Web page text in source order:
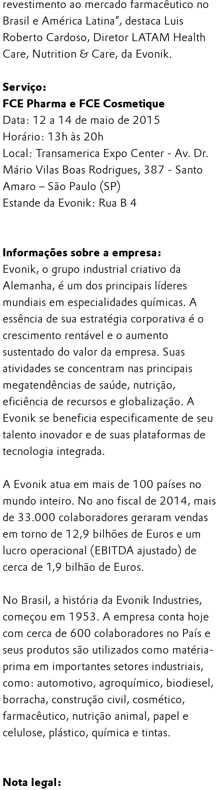
revestimento ao mercado farmacêutico no
Brasil e América Latina”, destaca Luis
Roberto Cardoso, Diretor LATAM Health
Care, Nutrition & Care, da Evonik.
Serviço:
FCE Pharma e FCE Cosmetique
Data: 12 a 14 de maio de 2015
Horário: 13h às 20h
Local: Transamerica Expo Center - Av. Dr.
Mário Vilas Boas Rodrigues, 387 - Santo
Amaro – São Paulo (SP)
Estande da Evonik: Rua B 4
Informações sobre a empresa:
Evonik, o grupo industrial criativo da
Alemanha, é um dos principais líderes
mundiais em especialidades químicas. A
essência de sua estratégia corporativa é o
crescimento rentável e o aumento
sustentado do valor da empresa. Suas
atividades se concentram nas principais
megatendências de saúde, nutrição,
eficiência de recursos e globalização. A
Evonik se beneficia especificamente de seu
talento inovador e de suas plataformas de
tecnologia integrada.
A Evonik atua em mais de 100 países no
mundo inteiro. No ano fiscal de 2014, mais
de 33.000 colaboradores geraram vendas
em torno de 12,9 bilhões de Euros e um
lucro operacional (EBITDA ajustado) de
cerca de 1,9 bilhão de Euros.
No Brasil, a história da Evonik Industries,
começou em 1953. A empresa conta hoje
com cerca de 600 colaboradores no País e
seus produtos são utilizados como matéria-
prima em importantes setores industriais,
como: automotivo, agroquímico, biodiesel,
borracha, construção civil, cosmético,
farmacêutico, nutrição animal, papel e
celulose, plástico, química e tintas.
Nota legal: